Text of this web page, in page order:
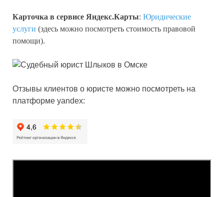
Карточка в сервисе Яндекс.Карты: Юридические
услуги (здесь можно посмотреть стоимость правовой
помощи).
Отзывы клиентов о юристе можно посмотреть на
платформе yandex: